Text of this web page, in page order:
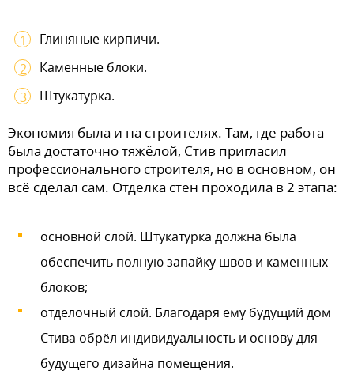
Глиняные кирпичи.
Каменные блоки.
Штукатурка.
Экономия была и на строителях. Там, где работа
была достаточно тяжёлой, Стив пригласил
профессионального строителя, но в основном, он
всё сделал сам. Отделка стен проходила в 2 этапа:
основной слой. Штукатурка должна была
обеспечить полную запайку швов и каменных
блоков;
отделочный слой. Благодаря ему будущий дом
Стива обрёл индивидуальность и основу для
будущего дизайна помещения.